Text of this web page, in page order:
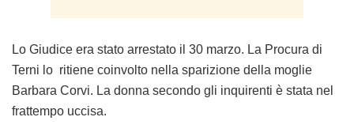
Lo Giudice era stato arrestato il 30 marzo. La Procura di
Terni lo ritiene coinvolto nella sparizione della moglie
Barbara Corvi. La donna secondo gli inquirenti è stata nel
frattempo uccisa.